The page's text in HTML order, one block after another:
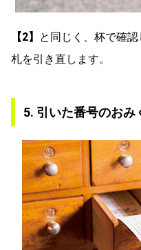
【2】
と同じく、杯で確
札を引き直します。
5. 引いた番号のおみ